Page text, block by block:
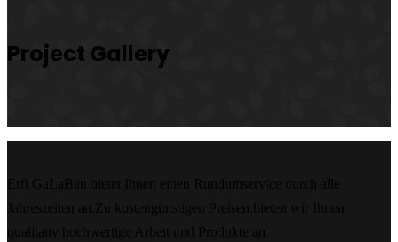
Project Gallery